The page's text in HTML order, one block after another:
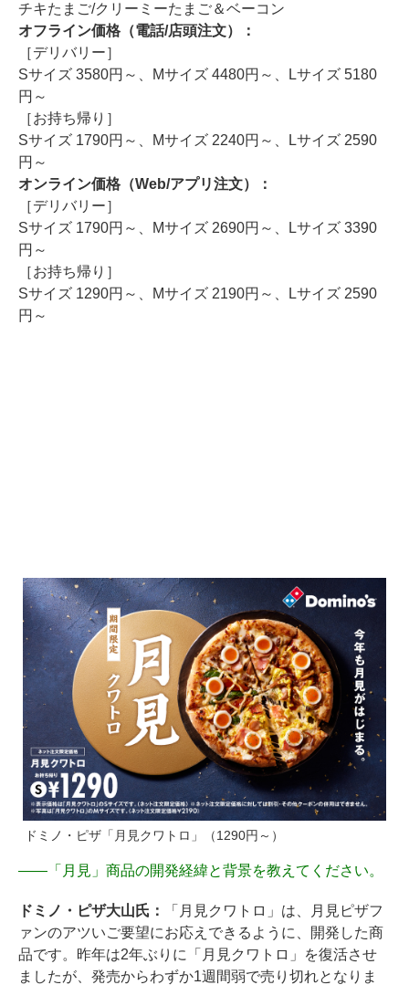
チキたまご/クリーミーたまご＆ベーコン
オフライン価格（電話/店頭注文）：
［デリバリー］
Sサイズ 3580円～、Mサイズ 4480円～、Lサイズ 5180
円～
［お持ち帰り］
Sサイズ 1790円～、Mサイズ 2240円～、Lサイズ 2590
円～
オンライン価格（Web/アプリ注文）：
［デリバリー］
Sサイズ 1790円～、Mサイズ 2690円～、Lサイズ 3390
円～
［お持ち帰り］
Sサイズ 1290円～、Mサイズ 2190円～、Lサイズ 2590
円～
ドミノ・ピザ「月見クワトロ」（1290円～）
――「月見」商品の開発経緯と背景を教えてください。
ドミノ・ピザ大山氏：
「月見クワトロ」は、月見ピザフ
ァンのアツいご要望にお応えできるように、開発した商
品です。昨年は2年ぶりに「月見クワトロ」を復活させ
ましたが、発売からわずか1週間弱で売り切れとなりま